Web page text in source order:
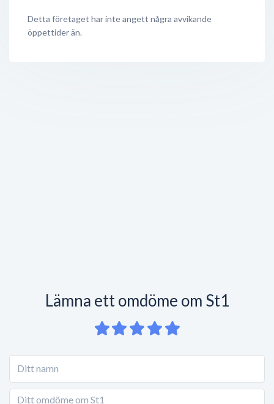
Detta företaget har inte angett några avvikande
öppettider än.
Lämna ett omdöme om St1